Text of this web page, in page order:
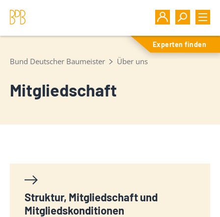
Experten finden
Bund Deutscher Baumeister Über uns
Mitgliedschaft
Struktur, Mitgliedschaft und
Mitgliedskonditionen